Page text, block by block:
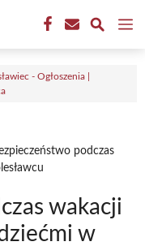
- Ogłoszenia |
podczas
wakacji
w